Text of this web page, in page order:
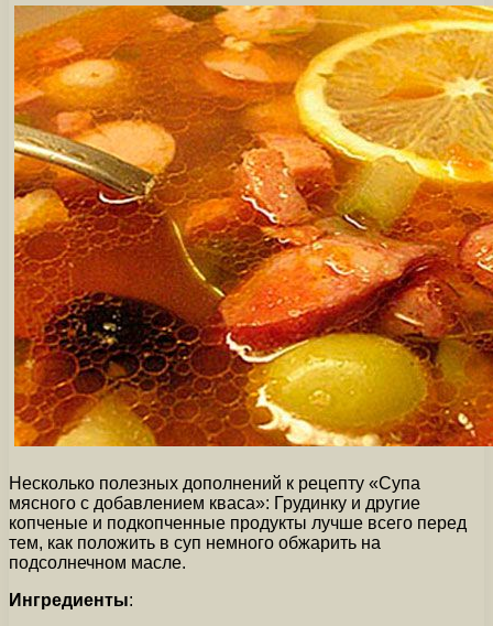
Несколько полезных дополнений к рецепту «Супа
мясного с добавлением кваса»: Грудинку и другие
копченые и подкопченные продукты лучше всего перед
тем, как положить в суп немного обжарить на
подсолнечном масле.
Ингредиенты: